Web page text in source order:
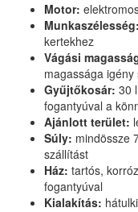
Motor:
Munkaszélesség:
kertekhez
Vágási
magassága
Gyűjtőkosár: 30
fogantyúval a
Ajánlott terület:
Súly: mindössze
szállítást
Ház: tartós,
fogantyúval
Kialakítás: